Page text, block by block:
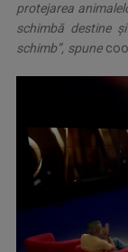
protejarea
schimbă destine
schimb”, spune